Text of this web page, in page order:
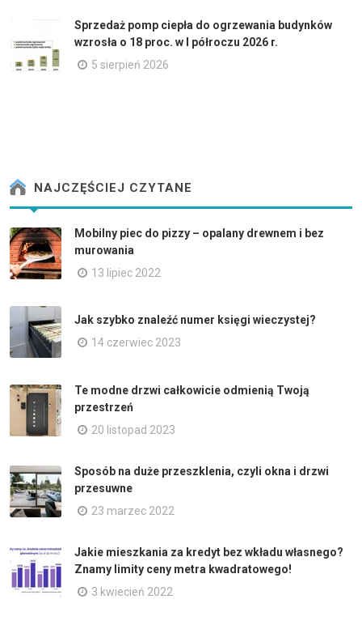
Sprzedaż pomp ciepła do ogrzewania budynków
wzrosła o 18 proc. w I półroczu 2026 r.
5 sierpień 2026
NAJCZĘŚCIEJ CZYTANE
Mobilny piec do pizzy – opalany drewnem i bez
murowania
13 lipiec 2022
Jak szybko znaleźć numer księgi wieczystej?
14 czerwiec 2023
Te modne drzwi całkowicie odmienią Twoją
przestrzeń
20 listopad 2023
Sposób na duże przeszklenia, czyli okna i drzwi
przesuwne
23 marzec 2022
Jakie mieszkania za kredyt bez wkładu własnego?
Znamy limity ceny metra kwadratowego!
3 kwiecień 2022